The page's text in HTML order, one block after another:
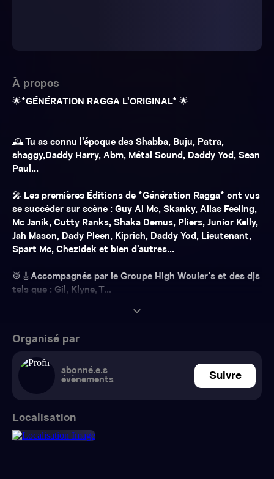
À propos
🌟*GÉNÉRATION RAGGA L'ORIGINAL* 🌟
🕰 Tu as connu l'époque des Shabba, Buju, Patra,
shaggy,Daddy Harry, Abm, Métal Sound, Daddy Yod, Sean
Paul...
🎤 Les premières Éditions de *Génération Ragga* ont vus
se succéder sur scène : Guy Al Mc, Skanky, Alias Feeling,
Mc Janik, Cutty Ranks, Shaka Demus, Pliers, Junior Kelly,
Jah Mason, Dady Pleen, Kiprich, Daddy Yod, Lieutenant,
Spart Mc, Chezidek et bien d'autres...
🥁🎸Accompagnés par le Groupe High Wouler's et des djs
tels que : Gil, Klyne, T...
expand_more
Organisé par
abonné.e.s
évènements
Suivre
Localisation